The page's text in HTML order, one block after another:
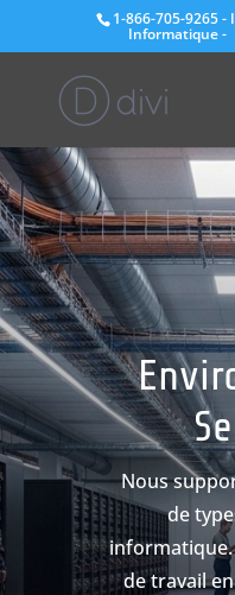
1-866-705-9265
Informatique -
Nous
de
de travail